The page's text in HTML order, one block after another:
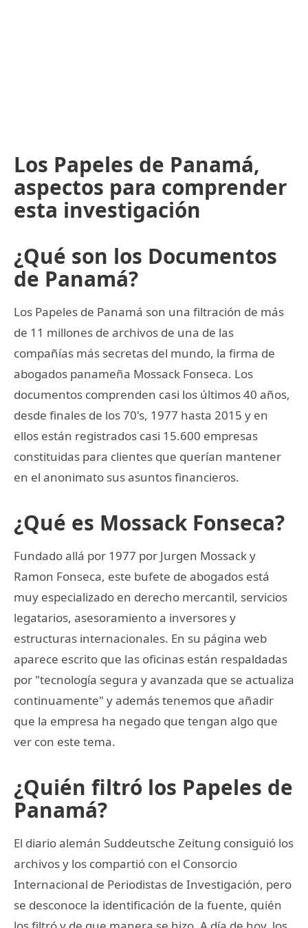
Los Papeles de Panamá,
aspectos para comprender
esta investigación
¿Qué son los Documentos
de Panamá?
Los Papeles de Panamá son una filtración de más
de 11 millones de archivos de una de las
compañías más secretas del mundo, la firma de
abogados panameña Mossack Fonseca. Los
documentos comprenden casi los últimos 40 años,
desde finales de los 70's, 1977 hasta 2015 y en
ellos están registrados casi 15.600 empresas
constituidas para clientes que querían mantener
en el anonimato sus asuntos financieros.
¿Qué es Mossack Fonseca?
Fundado allá por 1977 por Jurgen Mossack y
Ramon Fonseca, este bufete de abogados está
muy especializado en derecho mercantil, servicios
legatarios, asesoramiento a inversores y
estructuras internacionales. En su página web
aparece escrito que las oficinas están respaldadas
por "tecnología segura y avanzada que se actualiza
continuamente" y además tenemos que añadir
que la empresa ha negado que tengan algo que
ver con este tema.
¿Quién filtró los Papeles de
Panamá?
El diario alemán Suddeutsche Zeitung consiguió los
archivos y los compartió con el Consorcio
Internacional de Periodistas de Investigación, pero
se desconoce la identificación de la fuente, quién